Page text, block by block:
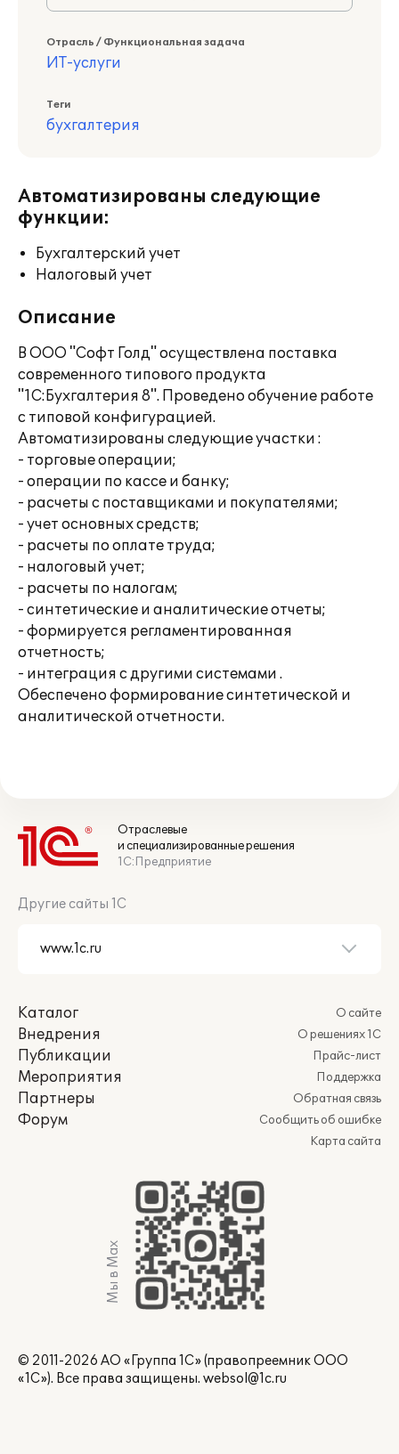
Отрасль / Функциональная задача
ИТ-услуги
Теги
бухгалтерия
Автоматизированы следующие
функции:
Бухгалтерский учет
Налоговый учет
Описание
В ООО "Софт Голд" осуществлена поставка
современного типового продукта
"1С:Бухгалтерия 8". Проведено обучение работе
с типовой конфигурацией.
Автоматизированы следующие участки :
- торговые операции;
- операции по кассе и банку;
- расчеты с поставщиками и покупателями;
- учет основных средств;
- расчеты по оплате труда;
- налоговый учет;
- расчеты по налогам;
- синтетические и аналитические отчеты;
- формируется регламентированная
отчетность;
- интеграция с другими системами .
Обеспечено формирование синтетической и
аналитической отчетности.
Отраслевые
и специализированные решения
1С:Предприятие
Другие сайты 1С
Каталог
Внедрения
Публикации
Мероприятия
Партнеры
Форум
О сайте
О решениях 1С
Прайс-лист
Поддержка
Обратная связь
Сообщить об ошибке
Карта сайта
Мы в Max
© 2011-2026 АО «Группа 1С» (правопреемник ООО
«1С»). Все права защищены. websol@1c.ru